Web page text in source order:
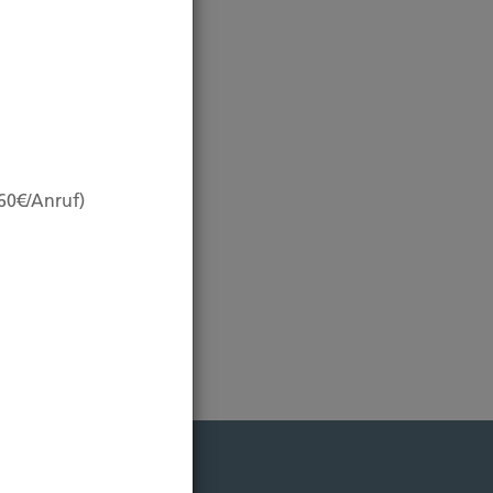
Anruf)